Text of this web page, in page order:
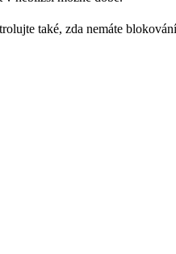
také, zda nemáte